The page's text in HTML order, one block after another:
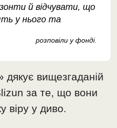
й відчувати, що
у нього та
розповіли у фонді.
дякує вищезгаданій
за те, що вони
віру у диво.